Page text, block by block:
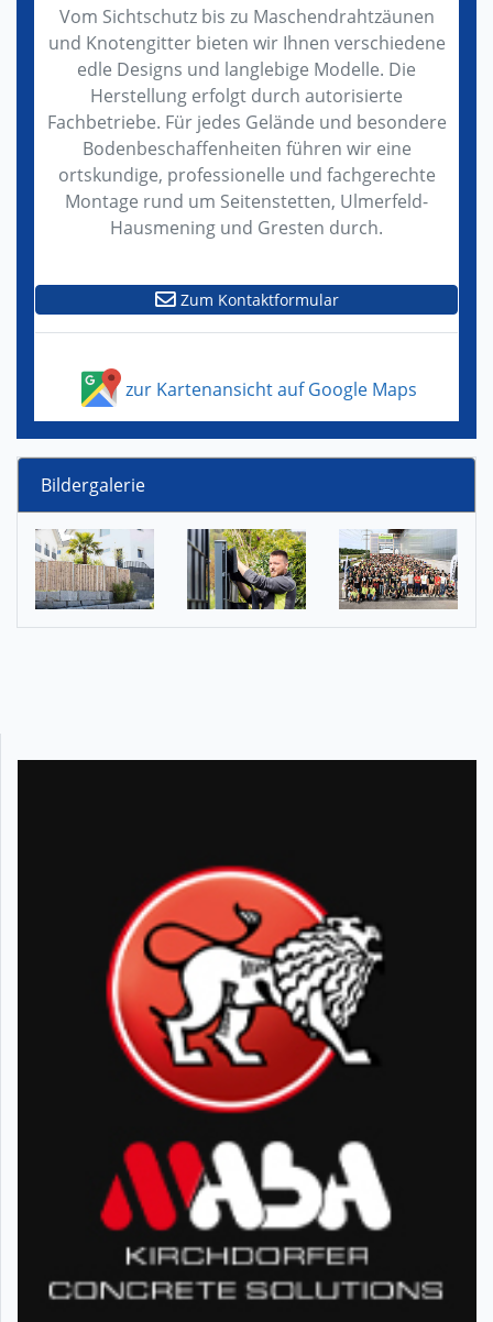
Vom Sichtschutz bis zu Maschendrahtzäunen
und Knotengitter bieten wir Ihnen verschiedene
edle Designs und langlebige Modelle. Die
Herstellung erfolgt durch autorisierte
Fachbetriebe. Für jedes Gelände und besondere
Bodenbeschaffenheiten führen wir eine
ortskundige, professionelle und fachgerechte
Montage rund um Seitenstetten, Ulmerfeld-
Hausmening und Gresten durch.
Zum Kontaktformular
zur Kartenansicht auf Google Maps
Bildergalerie